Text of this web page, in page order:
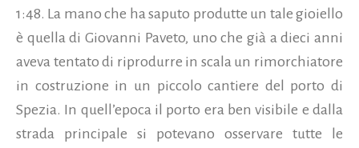
1:48. La mano che ha saputo produtte un tale gioiello
è quella di Giovanni Paveto, uno che già a dieci anni
aveva tentato di riprodurre in scala un rimorchiatore
in costruzione in un piccolo cantiere del porto di
Spezia. In quell’epoca il porto era ben visibile e dalla
strada principale si potevano osservare tutte le